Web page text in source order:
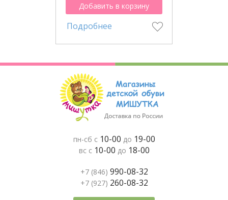
Добавить в корзину
Подробнее
пн-сб с 10-00 до 19-00
вс с 10-00 до 18-00
+7 (846) 990-08-32
+7 (927) 260-08-32